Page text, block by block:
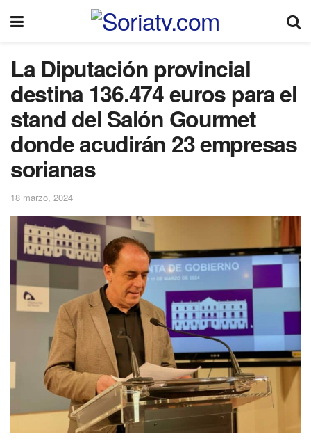
La Diputación provincial
destina 136.474 euros para el
stand del Salón Gourmet
donde acudirán 23 empresas
sorianas
18 marzo, 2024